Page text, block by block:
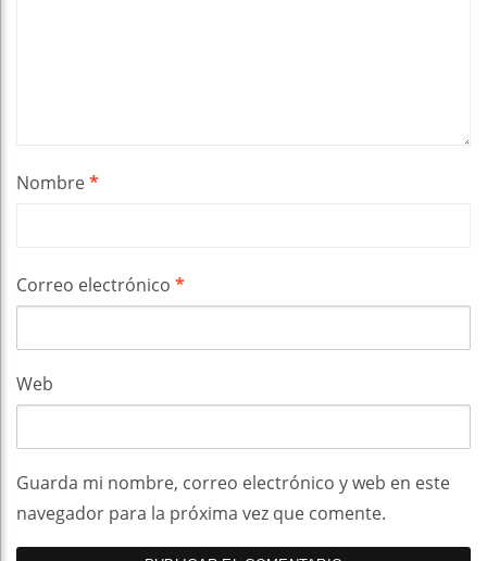
Nombre*
Correo electrónico *
Web
Guarda mi nombre, correo electrónico y web en este
navegador para la próxima vez que comente.